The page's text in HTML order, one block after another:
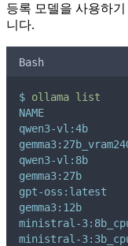
등록 모델을 사용하
니다.
Bash
$ ollama list
NAME
qwen3-vl:4b
qwen3-vl:8b
gemma3:27b
gpt-oss:latest
gemma3:12b
ministral-
ministral-